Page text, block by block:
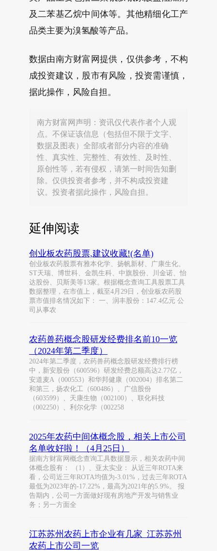
及二苯基乙烷中间体等。其他精细化工产
品类主要为溴氢酸等产品。
数据由南方财富网提供，仅供参考，不构
成投资建议，股市有风险，投资需谨慎，
据此操作，风险自担。
南方财富网声明：资讯仅代表作者个人观
点。不保证该信息（包括但不限于文字、
数据及图表）全部或者部分内容的准确
性、真实性、完整性、有效性、及时性、
原创性等，若有侵权，请第一时间告知删
除。仅供投资者参考，并不构成投资建
议。投资者据此操作，风险自担。
延伸阅读
创业板农药股票,建议收藏!(名单)
创业板农药股票有雅本化学、扬帆新材、广康生化、
ST天瑞、博世科、金凯生科、中旗股份、川金诺、怡
达股份、贝斯美等13家。根据概念查询工具股票工具
数据整理，在市值上，截至4月29日，创业板农药股
票市值排名情况如下： 一、润丰股份：147.4亿元 公
司从事农
农药兽药概念股研发经费排名前10一览
（2024年第二季度）
2024年第二季度，农药兽药概念股研发经费排行榜
中，新安股份（600596）研发经费总额高达2.77亿，
安道麦A（000553）和华邦健康（002004）排名第二
和第三，扬农化工（600486）、广信股份
（603599）、天康生物（002100）、联化科技
（002250）、利尔化学（002258
2025年农药中间体概念股，相关上市公司
名单收好啦！（4月25日）
据南方财富网概念查询工具数据显示，相关农药中间
体概念股有： （1）、亚太实业： 从近三年ROTA来
看，公司近三年ROTA均值为-3.01%，过去三年ROTA
最低为2023年的-17.22%，最高为2021年的5.9%。 报
告期内，公司一方面做好现有房地产开发与销售业
务；另一方面全
江苏苏州农药上市企业有几家_江苏苏州
农药上市公司一览